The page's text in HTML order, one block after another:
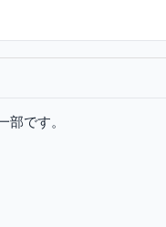
部です。